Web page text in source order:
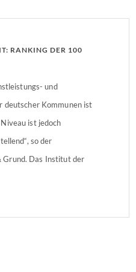
RANKING DER 100
und
deutscher Kommunen ist
ist jedoch
so der
Grund. Das Institut der